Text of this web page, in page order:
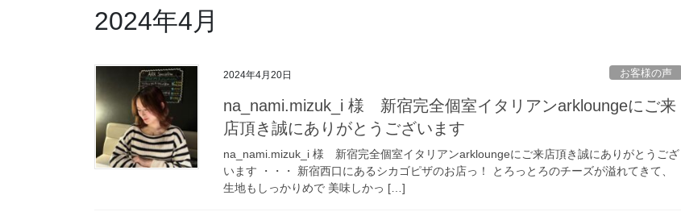
2024年4月
2024年4月20日 お客様の声
na_nami.mizuk_i 様 新宿完全個室イタリアンarkloungeにご来
店頂き誠にありがとうございます
na_nami.mizuk_i 様 新宿完全個室イタリアンarkloungeにご来店頂き誠にありがとうござ
います ・・・ 新宿西口にあるシカゴピザのお店っ！ とろっとろのチーズが溢れてきて、
生地もしっかりめで 美味しかっ […]